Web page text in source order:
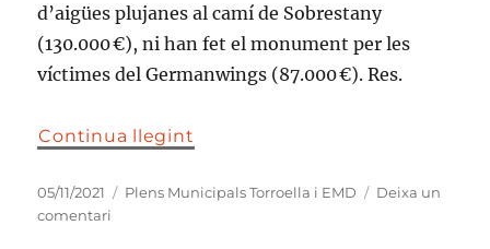
d’aigües plujanes al camí de Sobrestany
(130.000 €), ni han fet el monument per les
víctimes del Germanwings (87.000 €). Res.
Continua llegint
Publicat
el
05/11/2021 Categories
Plens Municipals Torroella i EMD
Deixa un
comentari